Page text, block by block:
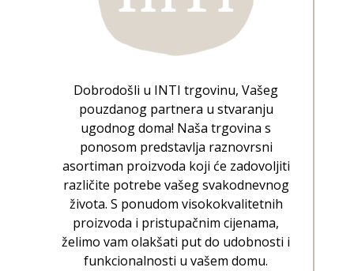
Dobrodošli u INTI trgovinu, Vašeg
pouzdanog partnera u stvaranju
ugodnog doma! Naša trgovina s
ponosom predstavlja raznovrsni
asortiman proizvoda koji će zadovoljiti
različite potrebe vašeg svakodnevnog
života. S ponudom visokokvalitetnih
proizvoda i pristupačnim cijenama,
želimo vam olakšati put do udobnosti i
funkcionalnosti u vašem domu.